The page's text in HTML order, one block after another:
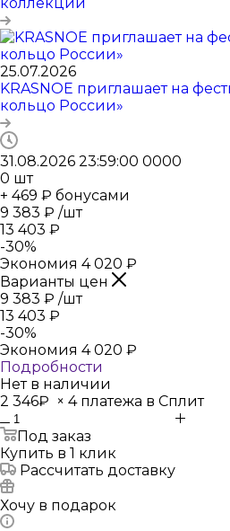
25.07.2026
KRASNOE приглашает на
кольцо России»
31.08.2026 23:59:00 0000
0 шт
+ 469 ₽ бонусами
9 383 ₽ /шт
13 403 ₽
-30%
Экономия 4 020 ₽
Варианты цен
9 383 ₽ /шт
13 403 ₽
-30%
Экономия 4 020 ₽
Подробности
Нет в наличии
2 346₽ × 4 платежа в Сплит
Под заказ
Купить в 1 клик
Рассчитать доставку
Хочу в подарок